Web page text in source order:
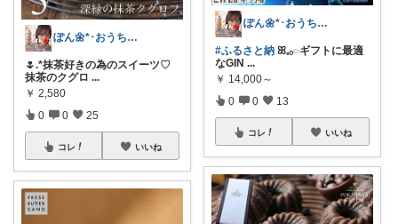
ぽん🌼*･おうちカフェꕤ︎︎·͜·☕
🌷.*抹茶好きの為のスイーツ♡
抹茶のクグロ ...
￥ 2,580
0 0 25
コレ いいね
ぽん🌼*･おうちカフェꕤ︎︎·͜·☕
#ふるさと納 ꕤ𓈒𓂂◌ギフトに最適
なGIN ...
￥ 14,000～
0 0 13
コレ いいね